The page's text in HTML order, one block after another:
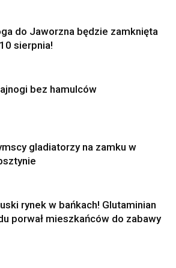
do Jaworzna będzie zamknięta
sierpnia!
bez hamulców
gladiatorzy na zamku w
rynek w bańkach! Glutaminian
porwał mieszkańców do zabawy